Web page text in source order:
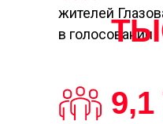
жителей
в голосовании